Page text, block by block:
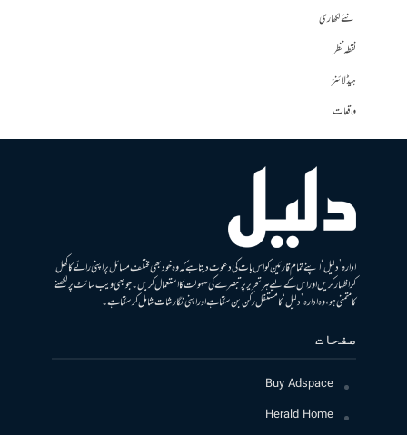
نئے لکھاری
نقطہ نظر
ہیڈلائنز
واقعات
ادارہ ’دلیل‘ اپنے تمام قارئین کو اس بات کی دعوت دیتا ہے کہ وہ خود بھی مختلف مسائل پر اپنی رائے کا کھل
کر اظہار کریں اور اس کے لیے ہر تحریر پر تبصرے کی سہولت کا استعمال کریں۔ جو بھی ویب سائٹ پر لکھنے
کا متمنی ہو، وہ ادارہ ’دلیل‘ کا مستقل رکن بن سکتا ہے اور اپنی نگارشات شامل کرسکتا ہے۔
صفحات
Buy Adspace
Herald Home